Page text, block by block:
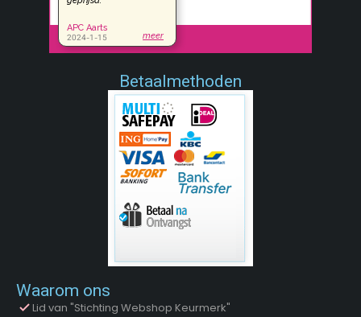
Betaalmethoden
Waarom ons
Lid van "Stichting Webshop Keurmerk"